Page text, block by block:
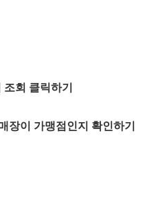
회 클릭하기
장이 가맹점인지 확인하기